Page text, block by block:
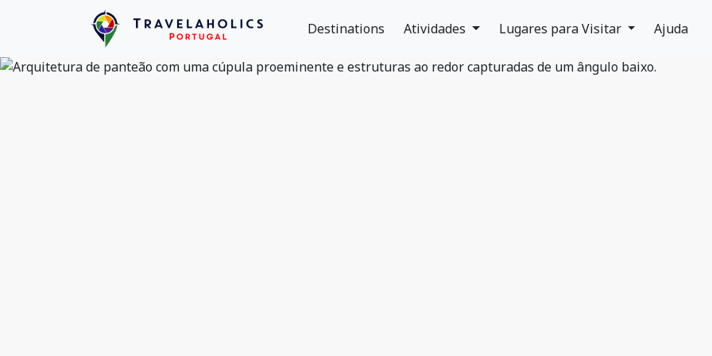
Destinations Atividades Lugares para Visitar Ajuda